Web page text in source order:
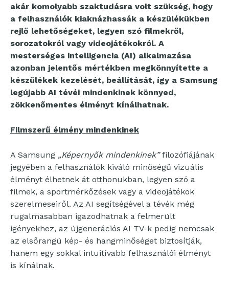
akár komolyabb szaktudásra volt szükség, hogy
a felhasználók kiaknázhassák a készülékükben
rejlő lehetőségeket, legyen szó filmekről,
sorozatokról vagy videojátékokról. A
mesterséges intelligencia (AI) alkalmazása
azonban jelentős mértékben megkönnyítette a
készülékek kezelését, beállítását, így a Samsung
legújabb AI tévéi mindenkinek könnyed,
zökkenőmentes élményt kínálhatnak.
Filmszerű élmény mindenkinek
A Samsung „Képernyők mindenkinek”filozófiájának
jegyében a felhasználók kiváló minőségű vizuális
élményt élhetnek át otthonukban, legyen szó a
filmek, a sportmérkőzések vagy a videojátékok
szerelmeseiről. Az AI segítségével a tévék még
rugalmasabban igazodhatnak a felmerült
igényekhez, az újgenerációs AI TV-k pedig nemcsak
az elsőrangú kép- és hangminőséget biztosítják,
hanem egy sokkal intuitívabb felhasználói élményt
is kínálnak.